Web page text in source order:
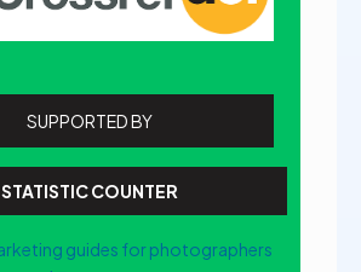
SUPPORTED BY
STATISTIC COUNTER